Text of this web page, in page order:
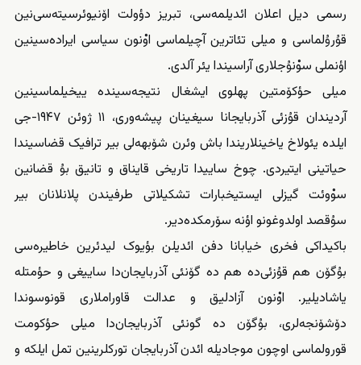
رسمی دیل اعلان ائدیلمه‌سی، تبریز دؤولت اۆنیوئرسیته‌سی‌نین
قۇرۇلماسی و میلی تئاترین آچیلماسی اوْنون سیاسی ایراده‌سینین
اؤنملی سوْنۇجلاری آراسیندا یئر آلدی.
میلی حؤکۆمتین پهلوی ایشغال نتیجه‌سینده ییخیلماسینین
آردیندان قۇزئی آذربایجانا سیغینان پیشه‌وری، ۱۱ ژوئن ۱۹۴۷-جی
ایلده یئولاخ یاخینلاریندا باش وئرن شۆبهه‌لی بیر ترافیک قضاسیندا
حیاتینی ایتیردی. چوخ ساییدا تاریخی قایناق و تانیق بۇ قضانین
سوْوئت گیزلی ایستیخبارات تشکیلاتی طرفیندن پلانلانان بیر
سۇقصد اولدوغونو اؤنه سۆرمکده‌دیر.
باکیداکی فخری خیابانا دفن ائدیلن بؤیوک لیدئرین خاطیره‌سی
بۇگۆن هم قۇزئی‌ده هم ده گۆنئی آذربایجان‌دا ساییغی و حؤمتله
یاشادیلیر. اوْنون آزادلیق و عدالت قاوراملاری قونوسوندا
دۆشۆنجه‌لری، بۇگۆن ده گونئی آذربایجان‌دا میلی حؤکومت
قورولماسی اوچون موجادیله ائدن آذربایجان تورکلرینین تمل ایلکه و